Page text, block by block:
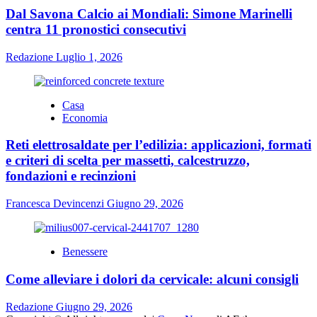
Dal Savona Calcio ai Mondiali: Simone Marinelli
centra 11 pronostici consecutivi
Redazione Luglio 1, 2026
Casa
Economia
Reti elettrosaldate per l’edilizia: applicazioni, formati
e criteri di scelta per massetti, calcestruzzo,
fondazioni e recinzioni
Francesca Devincenzi Giugno 29, 2026
Benessere
Come alleviare i dolori da cervicale: alcuni consigli
Redazione Giugno 29, 2026